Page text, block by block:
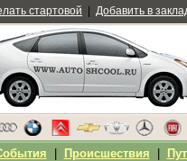
стартовой Добавить в
Происшествия